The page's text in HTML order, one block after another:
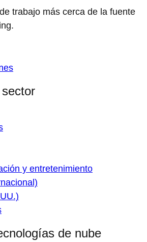
trabajo más cerca de la fuente
y entretenimiento
de nube